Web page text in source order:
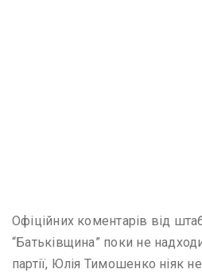
Офіційних коментарів від
“Батьківщина” поки не
партії, Юлія Тимошенко ніяк